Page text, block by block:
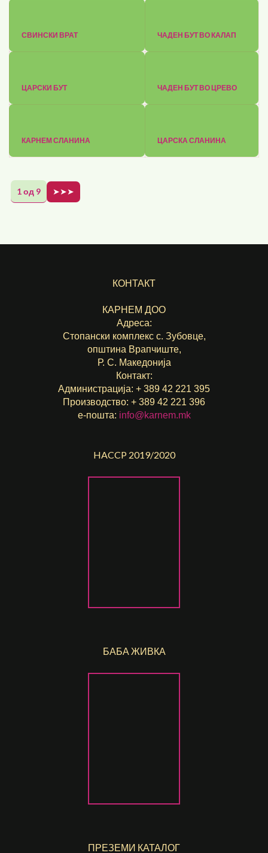
СВИНСКИ ВРАТ ЧАДЕН БУТ ВО КАЛАП
ЦАРСКИ БУТ ЧАДЕН БУТ ВО ЦРЕВО
КАРНЕМ СЛАНИНА ЦАРСКА СЛАНИНА
1 од 9 ➤➤➤
КОНТАКТ
КАРНЕМ ДОО
Адреса:
Стопански комплекс с. Зубовце,
општина Врапчиште,
Р. С. Македонија
Контакт:
Администрација: + 389 42 221 395
Производство: + 389 42 221 396
е-пошта: info@karnem.mk
HACCP 2019/2020
БАБА ЖИВКА
ПРЕЗЕМИ КАТАЛОГ